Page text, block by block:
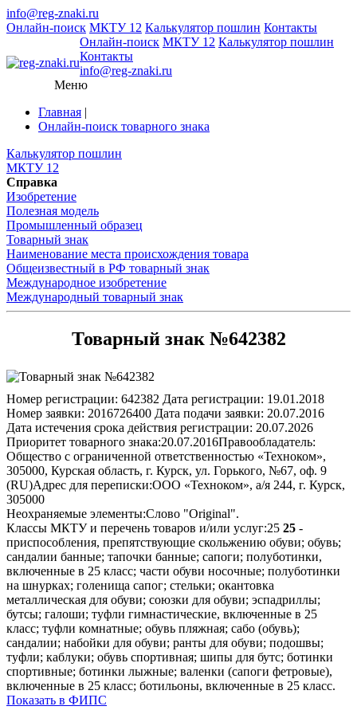
info@reg-znaki.ru
Онлайн-поиск МКТУ 12 Калькулятор пошлин Контакты
Онлайн-поиск МКТУ 12 Калькулятор пошлин
Контакты
info@reg-znaki.ru
Меню
Главная |
Онлайн-поиск товарного знака
Калькулятор пошлин
МКТУ 12
Справка
Изобретение
Полезная модель
Промышленный образец
Товарный знак
Наименование места происхождения товара
Общеизвестный в РФ товарный знак
Международное изобретение
Международный товарный знак
Товарный знак №642382
Номер регистрации: 642382 Дата регистрации: 19.01.2018
Номер заявки: 2016726400 Дата подачи заявки: 20.07.2016
Дата истечения срока действия регистрации: 20.07.2026
Приоритет товарного знака:20.07.2016Правообладатель:
Общество с ограниченной ответственностью «Техноком»,
305000, Курская область, г. Курск, ул. Горького, №67, оф. 9
(RU)Адрес для переписки:ООО «Техноком», а/я 244, г. Курск,
305000
Неохраняемые элементы:Слово "Original".
Классы МКТУ и перечень товаров и/или услуг:25 25 -
приспособления, препятствующие скольжению обуви; обувь;
сандалии банные; тапочки банные; сапоги; полуботинки,
включенные в 25 класс; части обуви носочные; полуботинки
на шнурках; голенища сапог; стельки; окантовка
металлическая для обуви; союзки для обуви; эспадриллы;
бутсы; галоши; туфли гимнастические, включенные в 25
класс; туфли комнатные; обувь пляжная; сабо (обувь);
сандалии; набойки для обуви; ранты для обуви; подошвы;
туфли; каблуки; обувь спортивная; шипы для бутс; ботинки
спортивные; ботинки лыжные; валенки (сапоги фетровые),
включенные в 25 класс; ботильоны, включенные в 25 класс.
Показать в ФИПС